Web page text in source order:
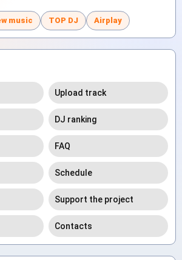
music TOP DJ Airplay
Upload track
DJ ranking
FAQ
Schedule
Support the project
Contacts